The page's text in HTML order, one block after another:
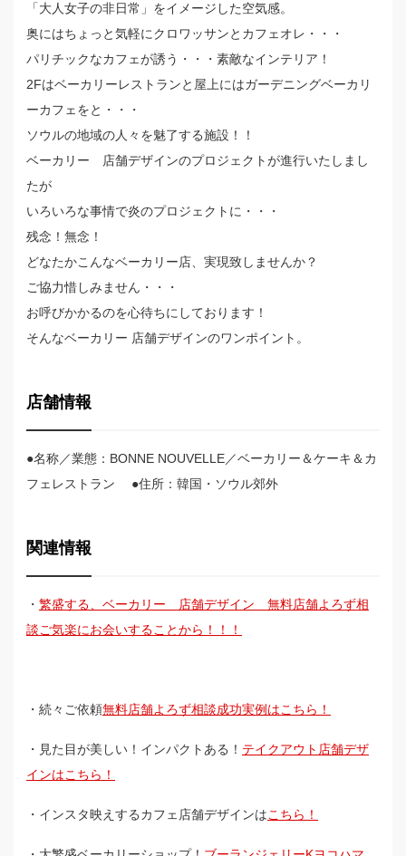
「大人女子の非日常」をイメージした空気感。
奥にはちょっと気軽にクロワッサンとカフェオレ・・・
パリチックなカフェが誘う・・・素敵なインテリア！
2Fはベーカリーレストランと屋上にはガーデニングベーカリ
ーカフェをと・・・
ソウルの地域の人々を魅了する施設！！
ベーカリー 店舗デザインのプロジェクトが進行いたしまし
たが
いろいろな事情で炎のプロジェクトに・・・
残念！無念！
どなたかこんなベーカリー店、実現致しませんか？
ご協力惜しみません・・・
お呼びかかるのを心待ちにしております！
そんなベーカリー 店舗デザインのワンポイント。
店舗情報
●名称／業態：BONNE NOUVELLE／ベーカリー＆ケーキ＆カ
フェレストラン ●住所：韓国・ソウル郊外
関連情報
・ 繁盛する、ベーカリー 店舗デザイン 無料店舗よろず相
談ご気楽にお会いすることから！！！
・続々ご依頼無料店舗よろず相談成功実例はこちら！
・見た目が美しい！インパクトある！ テイクアウト店舗デザ
インはこちら！
・インスタ映えするカフェ店舗デザインはこちら！